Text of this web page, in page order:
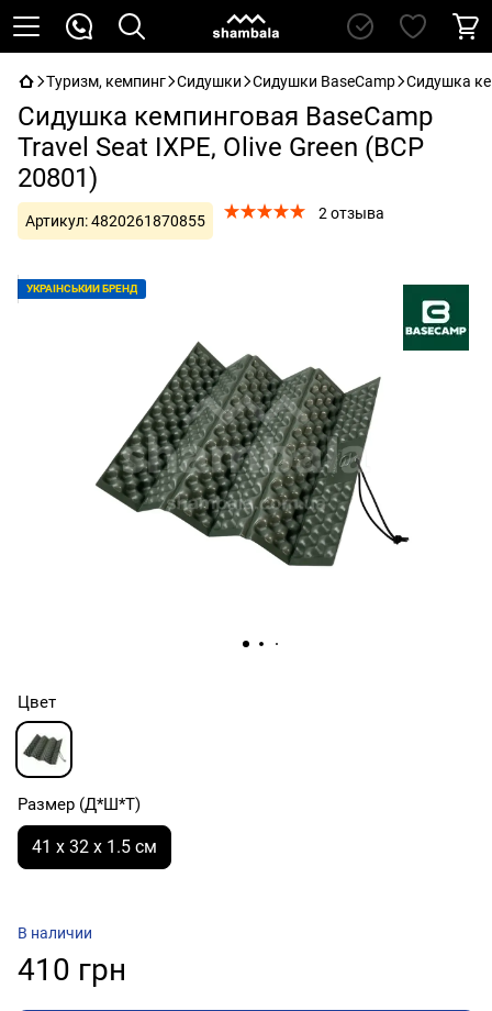
Туризм, кемпинг Сидушки Сидушки BaseCamp Сидушка
Сидушка кемпинговая BaseCamp
Travel Seat IXPE, Olive Green (BCP
20801)
Артикул:4820261870855 2 отзыва
УКРАЇНСЬКИЙ БРЕНД
Цвет
Размер (Д*Ш*Т)
41 x 32 x 1.5 см
В наличии
410 грн